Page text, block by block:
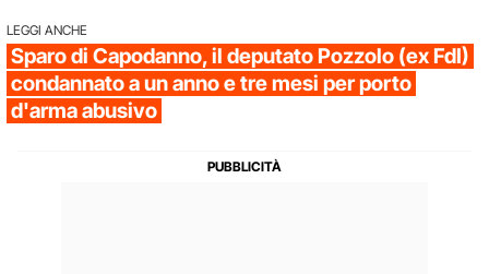
LEGGI ANCHE
Sparo di Capodanno, il deputato Pozzolo (ex FdI)
condannato a un anno e tre mesi per porto
d'arma abusivo